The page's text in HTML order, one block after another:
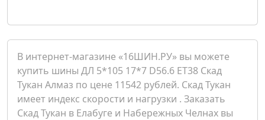
В интернет-магазине «16ШИН.РУ» вы можете
купить шины ДЛ 5*105 17*7 D56.6 ET38 Скад
Тукан Алмаз по цене 11542 рублей. Скад Тукан
имеет индекс скорости и нагрузки . Заказать
Скад Тукан в Елабуге и Набережных Челнах вы